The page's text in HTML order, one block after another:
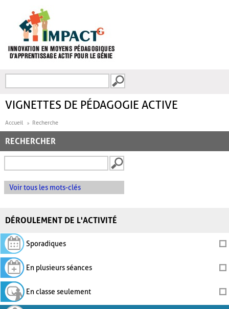
FORMULAIRE DE
VIGNETTES DE PÉDAGOGIE ACTIVE
Accueil Recherche
RECHERCHER
Voir tous les mots-clés
DÉROULEMENT DE L'ACTIVITÉ
Sporadiques
En plusieurs séances
En classe seulement